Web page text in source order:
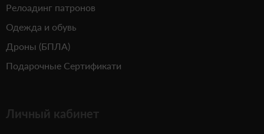
Релоадинг патронов
Одежда и обувь
Дроны (БПЛА)
Подарочные Сертификати
Личный кабинет